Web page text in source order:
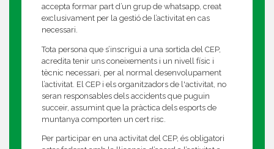
accepta formar part d’un grup de whatsapp, creat
exclusivament per la gestió de l’activitat en cas
necessari.
Tota persona que s’inscrigui a una sortida del CEP,
acredita tenir uns coneixements i un nivell físic i
tècnic necessari, per al normal desenvolupament
l’activitat. El CEP i els organitzadors de l'activitat, no
seran responsables dels accidents que puguin
succeir, assumint que la pràctica dels esports de
muntanya comporten un cert risc.
Per participar en una activitat del CEP, és obligatori